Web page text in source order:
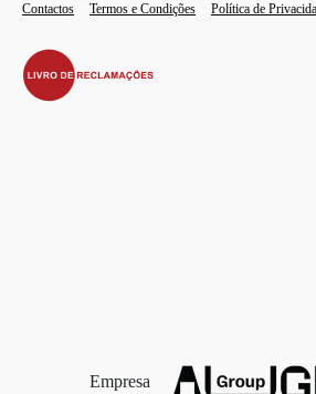
Contactos Termos e Condições Política de
Empresa